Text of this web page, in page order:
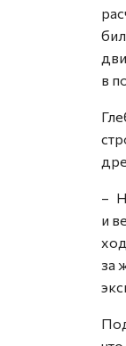
в
–
и
за